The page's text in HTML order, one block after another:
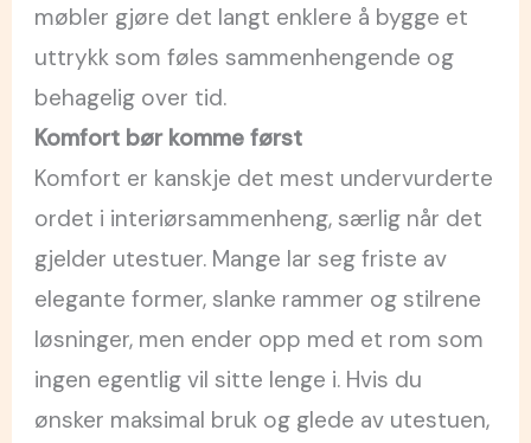
møbler gjøre det langt enklere å bygge et
uttrykk som føles sammenhengende og
behagelig over tid.
Komfort bør komme først
Komfort er kanskje det mest undervurderte
ordet i interiørsammenheng, særlig når det
gjelder utestuer. Mange lar seg friste av
elegante former, slanke rammer og stilrene
løsninger, men ender opp med et rom som
ingen egentlig vil sitte lenge i. Hvis du
ønsker maksimal bruk og glede av utestuen,